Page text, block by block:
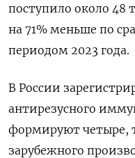
поступило около 48
на 71% меньше по
периодом 2023 года.
В России
антирезусного
формируют четыре,
зарубежного